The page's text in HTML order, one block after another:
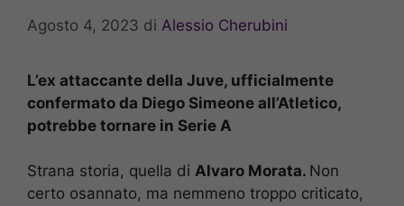
Agosto 4, 2023 di Alessio Cherubini
L’ex attaccante della Juve, ufficialmente
confermato da Diego Simeone all’Atletico,
potrebbe tornare in Serie A
Strana storia, quella di Alvaro Morata. Non
certo osannato, ma nemmeno troppo criticato,